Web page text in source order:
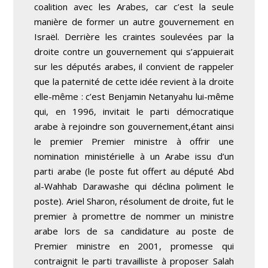
coalition avec les Arabes, car c’est la seule
manière de former un autre gouvernement en
Israël. Derrière les craintes soulevées par la
droite contre un gouvernement qui s’appuierait
sur les députés arabes, il convient de rappeler
que la paternité de cette idée revient à la droite
elle-même : c’est Benjamin Netanyahu lui-même
qui, en 1996, invitait le parti démocratique
arabe à rejoindre son gouvernement,étant ainsi
le premier Premier ministre à offrir une
nomination ministérielle à un Arabe issu d’un
parti arabe (le poste fut offert au député Abd
al-Wahhab Darawashe qui déclina poliment le
poste). Ariel Sharon, résolument de droite, fut le
premier à promettre de nommer un ministre
arabe lors de sa candidature au poste de
Premier ministre en 2001, promesse qui
contraignit le parti travailliste à proposer Salah